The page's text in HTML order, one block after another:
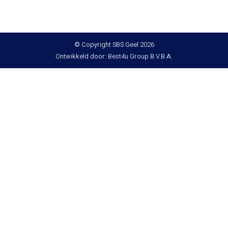
© Copyright SBS Geel 2026
Ontwikkeld door: Best4u Group B.V.B.A.